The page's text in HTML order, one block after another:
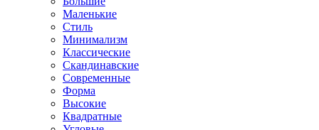
Маленькие
Стиль
Минимализм
Классические
Скандинавские
Современные
Форма
Высокие
Квадратные